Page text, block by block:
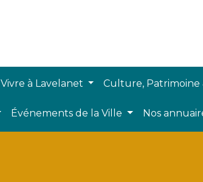
Vivre à Lavelanet Culture, Patrimoine
Événements de la Ville Nos